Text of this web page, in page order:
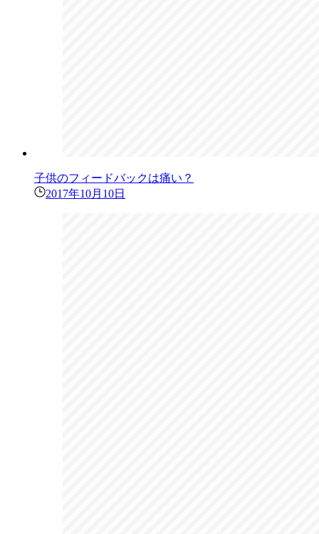
子供のフィードバックは痛い？
2017年10月10日